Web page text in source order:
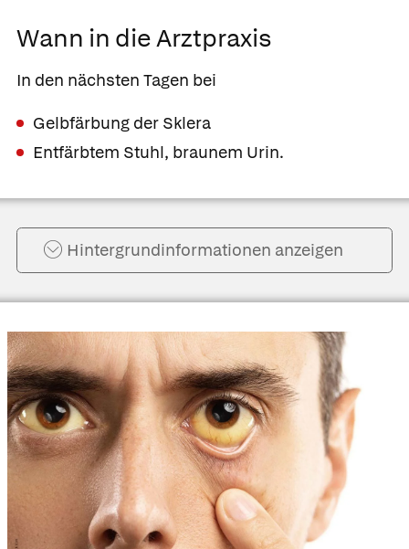
Wann in die Arztpraxis
In den nächsten Tagen bei
Gelbfärbung der Sklera
Entfärbtem Stuhl, braunem Urin.
Hintergrund­informationen anzeigen